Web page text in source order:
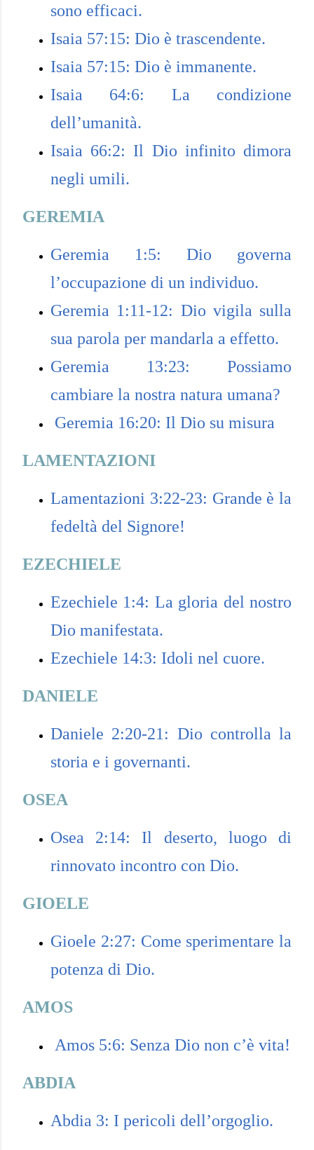
sono efficaci.
Isaia 57:15: Dio è trascendente.
Isaia 57:15: Dio è immanente.
Isaia 64:6: La condizione
dell’umanità.
Isaia 66:2: Il Dio infinito dimora
negli umili.
GEREMIA
Geremia 1:5: Dio governa
l’occupazione di un individuo.
Geremia 1:11-12: Dio vigila sulla
sua parola per mandarla a effetto.
Geremia 13:23: Possiamo
cambiare la nostra natura umana?
Geremia 16:20: Il Dio su misura
LAMENTAZIONI
Lamentazioni 3:22-23: Grande è la
fedeltà del Signore!
EZECHIELE
Ezechiele 1:4: La gloria del nostro
Dio manifestata.
Ezechiele 14:3: Idoli nel cuore.
DANIELE
Daniele 2:20-21: Dio controlla la
storia e i governanti.
OSEA
Osea 2:14: Il deserto, luogo di
rinnovato incontro con Dio.
GIOELE
Gioele 2:27: Come sperimentare la
potenza di Dio.
AMOS
Amos 5:6: Senza Dio non c’è vita!
ABDIA
Abdia 3: I pericoli dell’orgoglio.